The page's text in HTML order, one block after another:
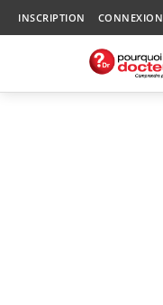
INSCRIPTION CONNEXION